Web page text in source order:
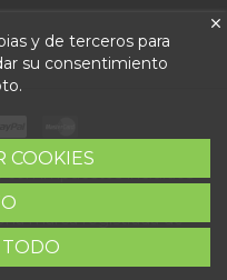
y de terceros para
su consentimiento
COOKIES
TODO
con impuestos incluidos
marca registrada de
Direfentes